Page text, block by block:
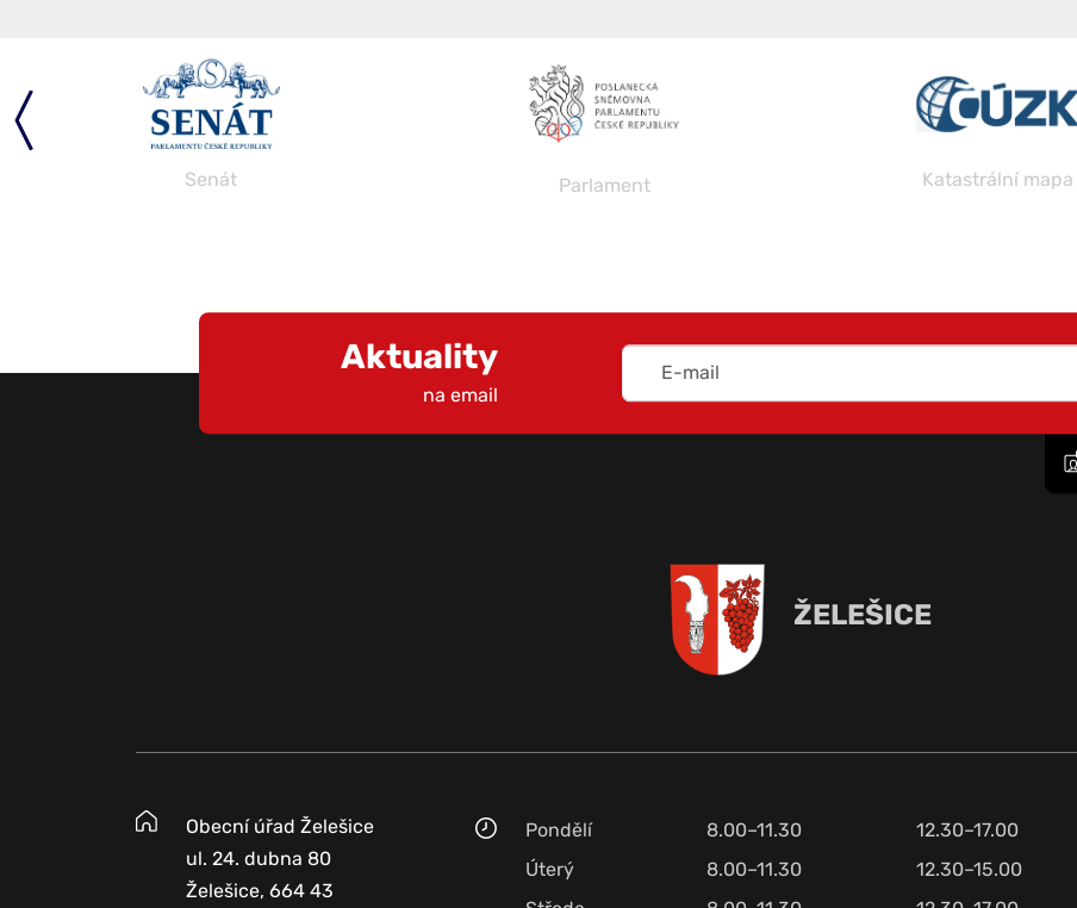
Senát Parlament Katastrální mapa
Aktuality
na email
ŽELEŠICE
Obecní úřad Želešice
ul. 24. dubna 80
Želešice, 664 43
Pondělí 8.00–11.30
12.30–17.00
Úterý
8.00–11.30
12.30–15.00